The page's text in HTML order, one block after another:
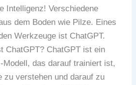
Intelligenz! Verschiedene
dem Boden wie Pilze. Eines
Werkzeuge ist ChatGPT.
ChatGPT? ChatGPT ist ein
das darauf trainiert ist,
zu verstehen und darauf zu